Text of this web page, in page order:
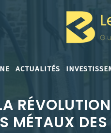
ACTUALITÉS
MÉTAUX DES